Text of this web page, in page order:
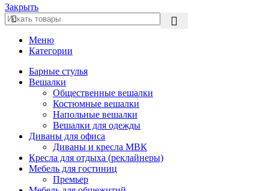
Закрыть
Меню
Категории
Барные стулья
Вешалки
Общественные вешалки
Костюмные вешалки
Напольные вешалки
Вешалки для одежды
Диваны для офиса
Диваны и кресла МВК
Кресла для отдыха (реклайнеры)
Мебель для гостиниц
Премьер